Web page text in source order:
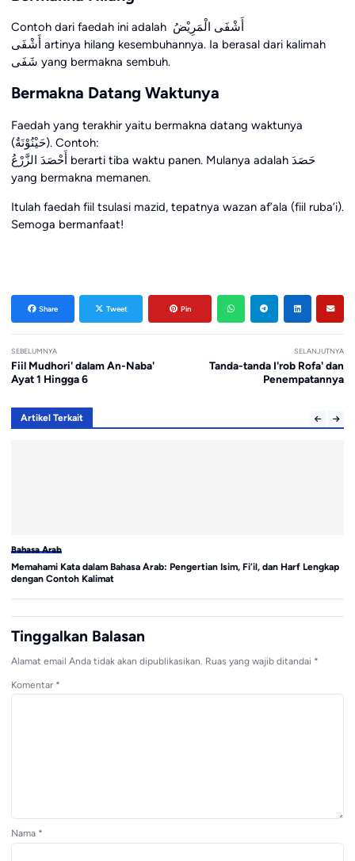
Contoh dari faedah ini adalah أَشْفَى الْمَرِيْضُ
أَشْفَى artinya hilang kesembuhannya. Ia berasal dari kalimah
شَفَى yang bermakna sembuh.
Bermakna Datang Waktunya
Faedah yang terakhir yaitu bermakna datang waktunya
(حَيْنُوْنَةٌ). Contoh:
أَحْصَدَ الزَّرْعُ berarti tiba waktu panen. Mulanya adalah حَصَدَ
yang bermakna memanen.
Itulah faedah fiil tsulasi mazid, tepatnya wazan af’ala (fiil ruba’i).
Semoga bermanfaat!
Share Tweet Pin
SEBELUMNYA
Fiil Mudhori' dalam An-Naba'
Ayat 1 Hingga 6
SELANJUTNYA
Tanda-tanda I'rob Rofa' dan
Penempatannya
Artikel Terkait
Bahasa Arab
Memahami Kata dalam Bahasa Arab: Pengertian Isim, Fi’il, dan Harf Lengkap
dengan Contoh Kalimat
Tinggalkan Balasan
Alamat email Anda tidak akan dipublikasikan. Ruas yang wajib ditandai *
Komentar *
Nama *